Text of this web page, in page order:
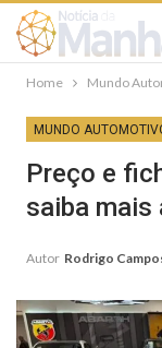
Home Mundo
MUNDO
Preço e
saiba mais
Autor Rodrigo